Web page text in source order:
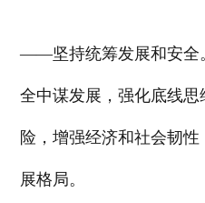
——坚持统筹发展和安全
全中谋发展，强化底线
险，增强经济和社会韧
展格局。